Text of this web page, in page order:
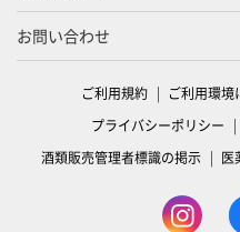
お問い合わせ
ご利用規約 ご利用環境
プライバシーポリシー
酒類販売管理者標識の掲示
医